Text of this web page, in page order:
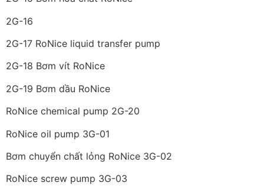
2G-16
2G-17 RoNice liquid transfer pump
2G-18 Bơm vít RoNice
2G-19 Bơm dầu RoNice
RoNice chemical pump 2G-20
RoNice oil pump 3G-01
Bơm chuyển chất lỏng RoNice 3G-02
RoNice screw pump 3G-03